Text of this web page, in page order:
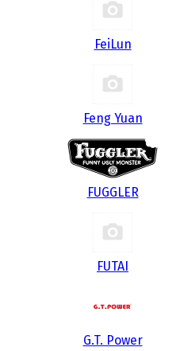
FeiLun
Feng Yuan
FUGGLER
FUTAI
G.T. Power